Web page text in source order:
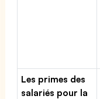
Les primes des
salariés pour la